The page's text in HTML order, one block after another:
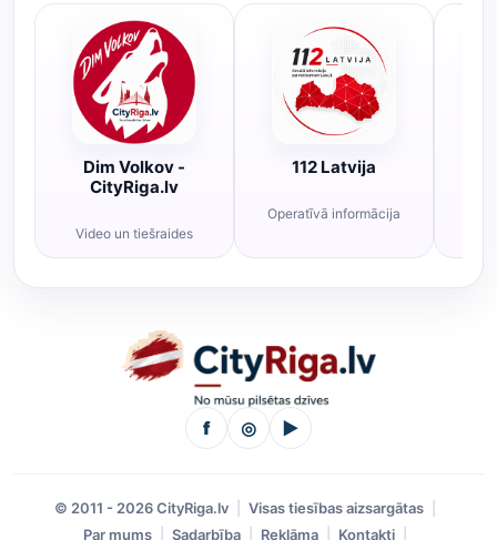
Dim Volkov -
CityRiga.lv
Video un tiešraides
112 Latvija
Operatīvā informācija
f ◎ ▶
© 2011 - 2026 CityRiga.lv
Visas tiesības aizsargātas
Par mums
Sadarbība Reklāma Kontakti